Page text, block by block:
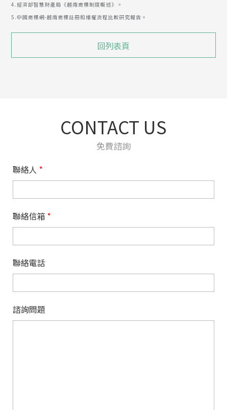
4.經濟部智慧財產局《越南商標制度概述》。
5.中國商標網-越南商標註冊和維權流程比較研究報告。
回列表頁
CONTACT US
免費諮詢
聯絡人 *
聯絡信箱 *
聯絡電話
諮詢問題